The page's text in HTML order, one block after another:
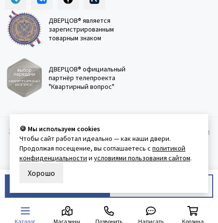
ДВЕРЦОВ® является
зарегистрированным
товарным знаком
ДВЕРЦОВ® официальный
партнёр телепроекта
"Квартирный вопрос"
2011-2026 © Дверцов. Карта сайта
Политика
конфеденциальности Условия использования сайта
Каталог Магазины Позвонить Написать Корзина
🍪 Мы используем cookies
Чтобы сайт работал идеально — как наши двери.
Продолжая посещение, вы соглашаетесь с политикой
конфиденциальности и условиями пользования сайтом.
Хорошо